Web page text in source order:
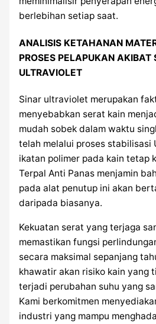
berlebihan setiap saat.
ANALISIS KETAHANAN
PROSES PELAPUKAN AKIBAT
ULTRAVIOLET
Sinar ultraviolet merupakan
menyebabkan serat kain
mudah sobek dalam waktu
telah melalui proses stabilisasi
ikatan polimer pada kain tetap
Terpal Anti Panas menjamin
pada alat penutup ini akan
daripada biasanya.
Kekuatan serat yang terjaga
memastikan fungsi
secara maksimal sepanjang
khawatir akan risiko kain yang
terjadi perubahan suhu yang
Kami berkomitmen
industri yang mampu